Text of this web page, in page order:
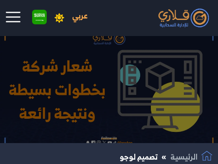
عربي
انتقال إلى المحتوى الرئيسي
الرئيسية
تصميم لوجو